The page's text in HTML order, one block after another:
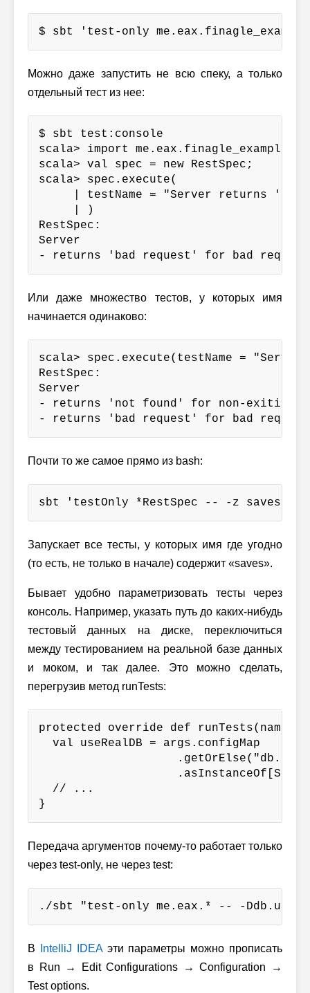
$ sbt 'test-only
Можно даже запустить не всю спеку, а только
отдельный тест из нее:
$ sbt test:console
scala> import
scala> val spec = new RestSpec;
scala> spec.execute(
| testName = "Server returns 'bad
     | )
RestSpec:
Server
- returns 'bad request' for bad
Или даже множество тестов, у которых имя
начинается одинаково:
scala> spec.execute(testName =
RestSpec:
Server
- returns 'not found' for non-exiting
- returns 'bad request' for bad
Почти то же самое прямо из bash:
sbt 'testOnly *RestSpec -- -z saves'
Запускает все тесты, у которых имя где угодно
(то есть, не только в начале) содержит «saves».
Бывает удобно параметризовать тесты через
консоль. Например, указать путь до каких-нибудь
тестовый данных на диске, переключиться
между тестированием на реальной базе данных
и моком, и так далее. Это можно сделать,
перегрузив метод runTests:
protected override def
  val useRealDB = args.configMap
  // ...
}
Передача аргументов почему-то работает только
через test-only, не через test:
./sbt "test-only me.eax.* -- -
В IntelliJ IDEAэти параметры можно прописать
в Run → Edit Configurations → Configuration →
Test options.